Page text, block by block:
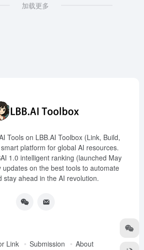
加载更多
Tools on LBB.AI Toolbox (Link, Build,
platform for global AI resources.
1.0 intelligent ranking (launched May
updates on the best tools to automate
stay ahead in the AI revolution.
Link Submission About